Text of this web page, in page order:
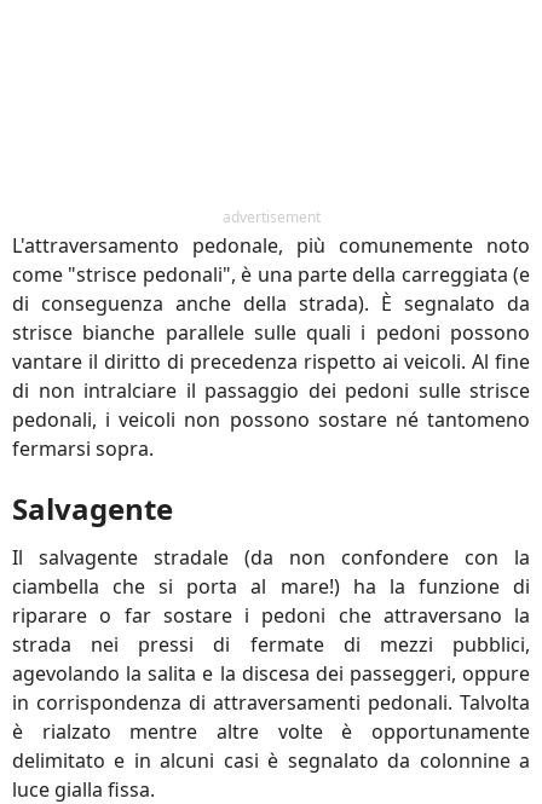
advertisement
L'attraversamento pedonale, più comunemente noto
come "strisce pedonali", è una parte della carreggiata (e
di conseguenza anche della strada). È segnalato da
strisce bianche parallele sulle quali i pedoni possono
vantare il diritto di precedenza rispetto ai veicoli. Al fine
di non intralciare il passaggio dei pedoni sulle strisce
pedonali, i veicoli non possono sostare né tantomeno
fermarsi sopra.
Salvagente
Il salvagente stradale (da non confondere con la
ciambella che si porta al mare!) ha la funzione di
riparare o far sostare i pedoni che attraversano la
strada nei pressi di fermate di mezzi pubblici,
agevolando la salita e la discesa dei passeggeri, oppure
in corrispondenza di attraversamenti pedonali. Talvolta
è rialzato mentre altre volte è opportunamente
delimitato e in alcuni casi è segnalato da colonnine a
luce gialla fissa.